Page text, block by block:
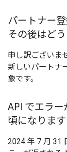
パートナー
その後はど
申し訳ございま
新しいパートナ
象です。
API でエラ
頃になります
2024 年 7 月 31